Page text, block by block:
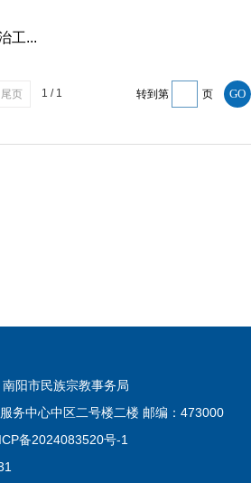
工...
尾页 1 / 1 转到第 页
阳市民族宗教事务局
务中心中区二号楼二楼 邮编：473000
备2024083520号-1